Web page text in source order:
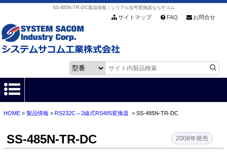
SS-485N-TR-DC製品情報｜シリアル信号変換器ならサコム
サイトマップ FAQ お問合せ
HOME
HOME> 製品情報 > RS232C⇔2線式RS485変換器> SS-485N-TR-DC
SS-485N-TR-DC 2008年発売